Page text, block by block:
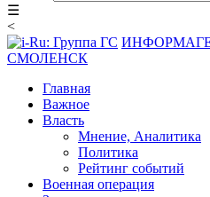
☰
<
СМОЛЕНСК
Главная
Важное
Власть
Мнение, Аналитика
Политика
Рейтинг событий
Военная операция